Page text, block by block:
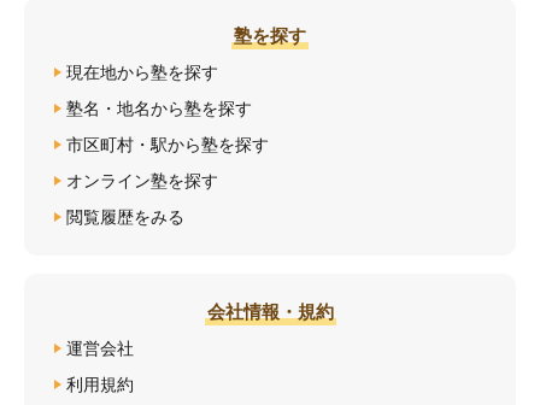
塾を探す
現在地から塾を探す
塾名・地名から塾を探す
市区町村・駅から塾を探す
オンライン塾を探す
閲覧履歴をみる
会社情報・規約
運営会社
利用規約